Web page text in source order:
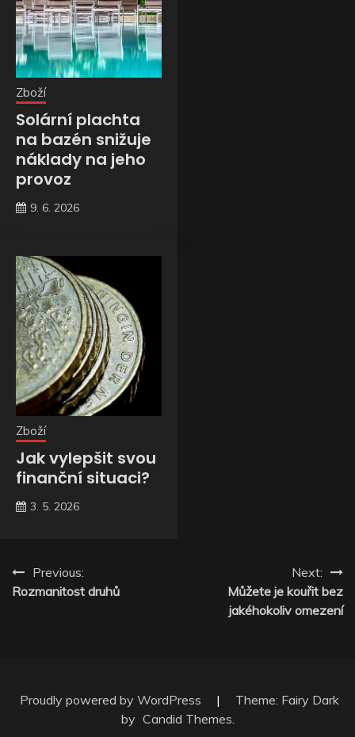
Zboží
Solární plachta
na bazén snižuje
náklady na jeho
provoz
9. 6. 2026
Zboží
Jak vylepšit svou
finanční situaci?
3. 5. 2026
Navigace
pro
Previous:
Rozmanitost druhů
Next:
Můžete je kouřit bez
jakéhokoliv omezení
Proudly powered by WordPress |
Theme: Fairy Dark
by Candid Themes.